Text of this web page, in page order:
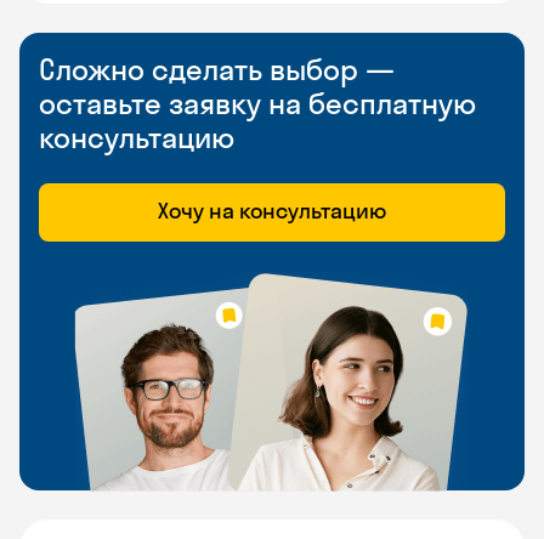
Сложно сделать выбор —
оставьте заявку на бесплатную
консультацию
Хочу на консультацию